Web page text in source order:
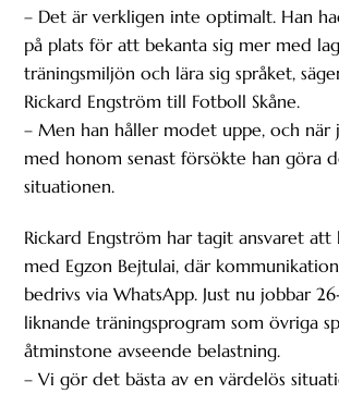
– Det är verkligen inte optimalt. Han
på plats för att bekanta sig mer med
träningsmiljön och lära sig språket,
Rickard Engström till Fotboll Skåne.
– Men han håller modet uppe, och när
med honom senast försökte han göra
situationen.
Rickard Engström har tagit ansvaret att
med Egzon Bejtulai, där
bedrivs via WhatsApp. Just nu jobbar
liknande träningsprogram som övriga
åtminstone avseende belastning.
– Vi gör det bästa av en värdelös